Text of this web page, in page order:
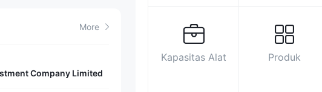
More
Company Limited
Kapasitas Alat Produk